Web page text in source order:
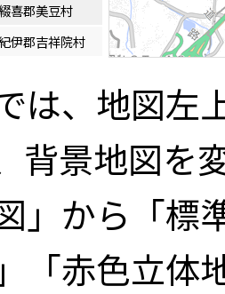
喜郡美豆村
伊郡吉祥院村
は、地図左
背景地図を
」から「
「赤色立体